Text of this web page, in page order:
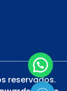
reservados.